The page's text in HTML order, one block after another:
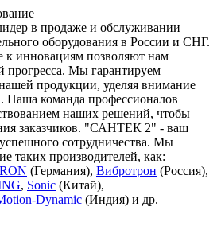
в продаже и обслуживании
оборудования в России и СНГ.
инновациям позволяют нам
прогресса. Мы гарантируем
продукции, уделяя внимание
Наша команда профессионалов
наших решений, чтобы
заказчиков. "САНТЕК 2" - ваш
сотрудничества. Мы
таких производителей, как:
(Германия), Вибротрон (Россия),
, Sonic (Китай),
Dynamic (Индия) и др.